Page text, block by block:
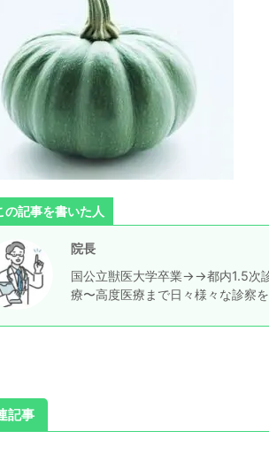
の記事を書いた人
院長
国公立獣医大学卒業→→都内1.5次
療〜高度医療まで日々様々な診察を
記事